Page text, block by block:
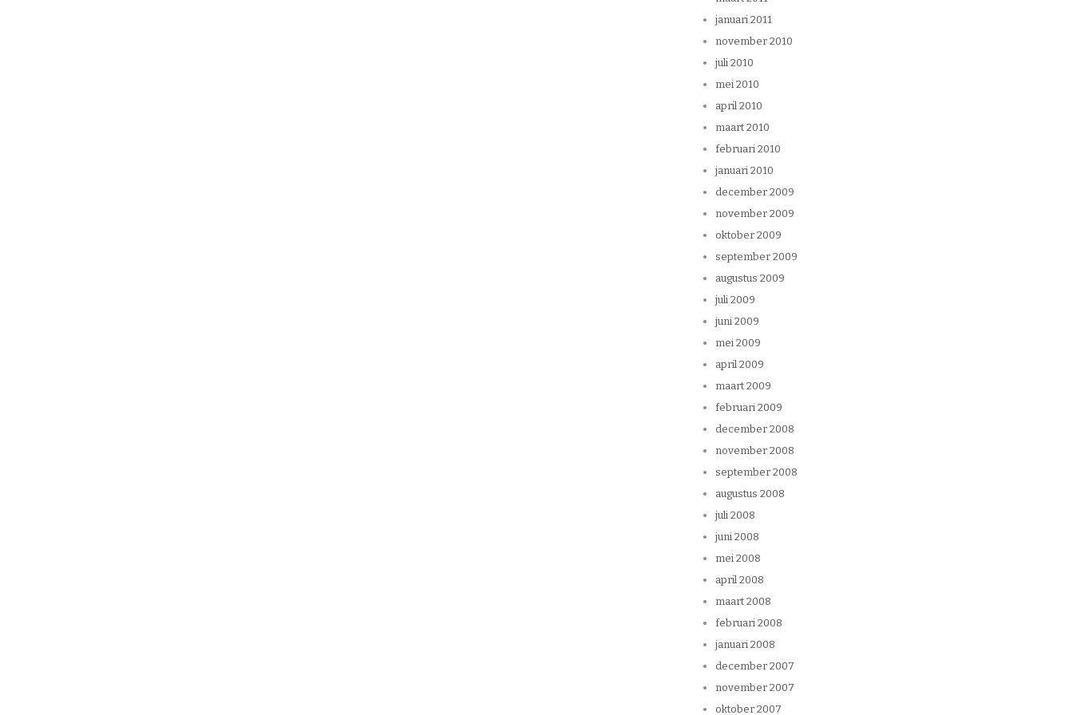
januari 2011
november 2010
juli 2010
mei 2010
april 2010
maart 2010
februari 2010
januari 2010
december 2009
november 2009
oktober 2009
september 2009
augustus 2009
juli 2009
juni 2009
mei 2009
april 2009
maart 2009
februari 2009
december 2008
november 2008
september 2008
augustus 2008
juli 2008
juni 2008
mei 2008
april 2008
maart 2008
februari 2008
januari 2008
december 2007
november 2007
oktober 2007